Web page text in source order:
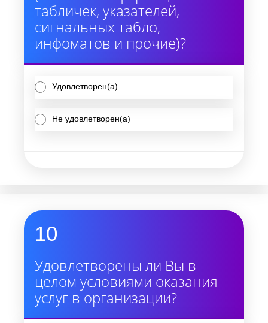
табличек, указателей,
сигнальных табло,
инфоматов и прочие)?
Удовлетворен(а)
Не удовлетворен(а)
10
Удовлетворены ли Вы в
целом условиями оказания
услуг в организации?